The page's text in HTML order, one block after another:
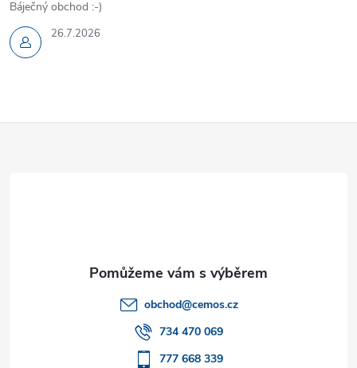
26.7.2026
Báječný obchod :-)
obchod@cemos.cz
734 470 069
777 668 339